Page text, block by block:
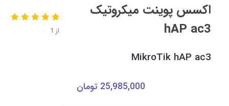
اکسس پوینت میکروتیک
hAP ac3
از 1
MikroTik hAP ac3
25,985,000 تومان